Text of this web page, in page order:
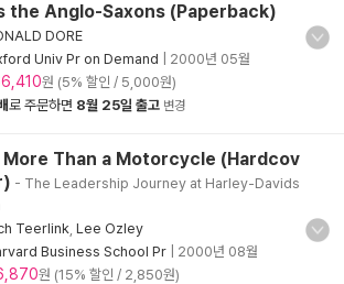
the Anglo-Saxons (Paperback)
DORE
Univ Pr on Demand
2000년 05월
원 (5% 할인 / 5,000원)
로 주문하면 8월 25일 출고 변경
More Than a Motorcycle (Hardcov
- The Leadership Journey at Harley-Davids
Teerlink Lee Ozley
Business School Pr
2000년 08월
원 (15% 할인 / 2,850원)